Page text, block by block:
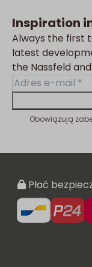
Inspiration
Always the first
latest
the Nassfeld
Obowiązują
Płać